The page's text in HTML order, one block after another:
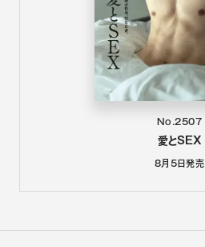
No.2507
愛とSEX
8月5日発売